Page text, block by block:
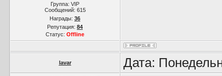
Группа: VIP
Сообщений: 615
Награды: 36
Репутация: 84
Статус: Offline
lavar Дата: